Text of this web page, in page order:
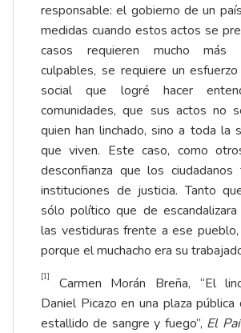
responsable: el gobierno de un
medidas cuando estos actos se
casos requieren mucho más
culpables, se requiere un
social que logré hacer
comunidades, que sus actos no
quien han linchado, sino a toda la
que viven. Este caso, como
desconfianza que los
instituciones de justicia. Tanto
sólo político que de
las vestiduras frente a ese
porque el muchacho era su
[1]
Carmen Morán Breña, “El
Daniel Picazo en una plaza pública
estallido de sangre y fuego”, El